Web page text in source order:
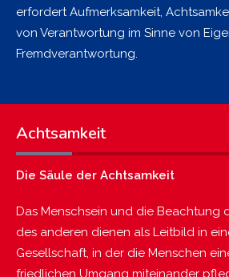
erfordert Aufmerksamkeit,
von Verantwortung im Sinne von
Fremdverantwortung.
Achtsamkeit
Die Säule der Achtsamkeit
Das Menschsein und die Beachtung
des anderen dienen als Leitbild in
Gesellschaft, in der die Menschen
friedlichen Umgang miteinander